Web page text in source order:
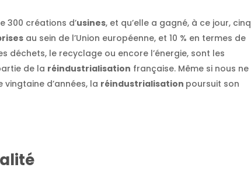
300 créations d’usines, et qu’elle a gagné, à ce jour, cinq
au sein de l’Union européenne, et 10 % en termes de
déchets, le recyclage ou encore l’énergie, sont les
de la réindustrialisation française. Même si nous ne
vingtaine d’années, la réindustrialisation poursuit son